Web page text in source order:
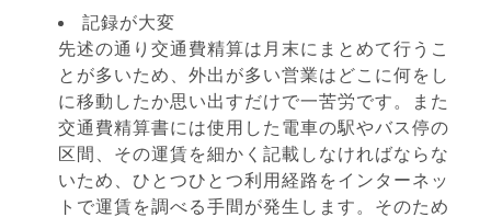
記録が大変
先述の通り交通費精算は月末にまとめて行うこ
とが多いため、外出が多い営業はどこに何をし
に移動したか思い出すだけで一苦労です。また
交通費精算書には使用した電車の駅やバス停の
区間、その運賃を細かく記載しなければならな
いため、ひとつひとつ利用経路をインターネッ
トで運賃を調べる手間が発生します。そのため